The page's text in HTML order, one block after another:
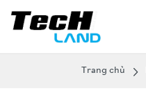
Trang chủ